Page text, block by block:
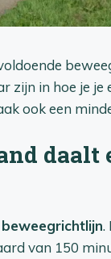
zijn in hoe je je
ook een
daalt
.
van 150